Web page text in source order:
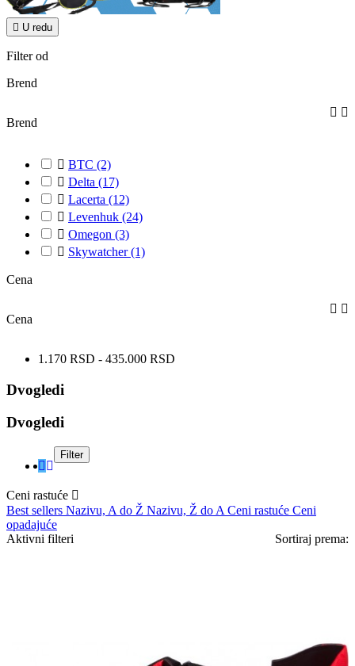
 U redu
Filter od
Brend
Brend
 
 BTC (2)
 Delta (17)
 Lacerta (12)
 Levenhuk (24)
 Omegon (3)
 Skywatcher(1)
Cena
Cena
 
1.170 RSD - 435.000 RSD
Dvogledi
Dvogledi
Ceni rastuće 
Best sellers Nazivu, A do Ž Nazivu, Ž do A Ceni rastuće Ceni
opadajuće
Sortiraj prema:
Filter
Aktivni filteri